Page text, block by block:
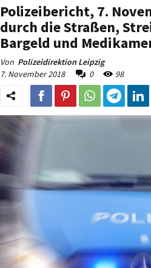
Polizeibericht, 7.
durch die Straßen,
Bargeld und
Von Polizeidirektion Leipzig
7. November 2018
0 98